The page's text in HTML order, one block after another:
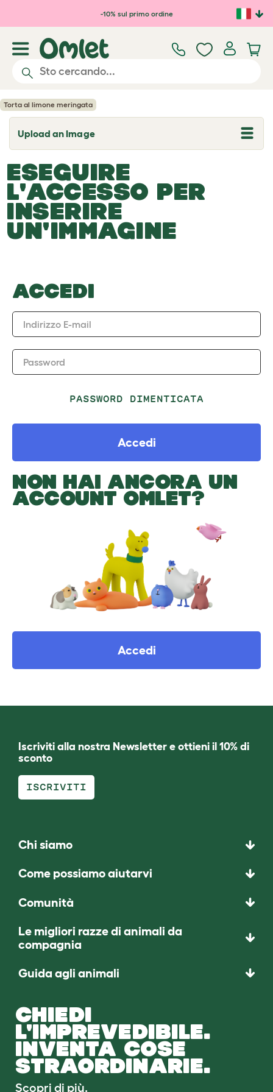
Passa al contenuto principale
-10% sul primo ordine
Torta al limone meringata
Upload an Image
T
o
g
l
e
d
r
o
p
d
ESEGUIRE
L'ACCESSO PER
INSERIRE
UN'IMMAGINE
ACCEDI
Indirizzo E-mail
Password
PASSWORD DIMENTICATA
Accedi
NON HAI ANCORA UN
ACCOUNT OMLET?
Accedi
Iscriviti alla nostra Newsletter e ottieni il 10% di
sconto
ISCRIVITI
Chi siamo
Come possiamo aiutarvi
Comunità
Le migliori razze di animali da
compagnia
Guida agli animali
CHIEDI
L'IMPREVEDIBILE.
INVENTA COSE
STRAORDINARIE.
Scopri di più.